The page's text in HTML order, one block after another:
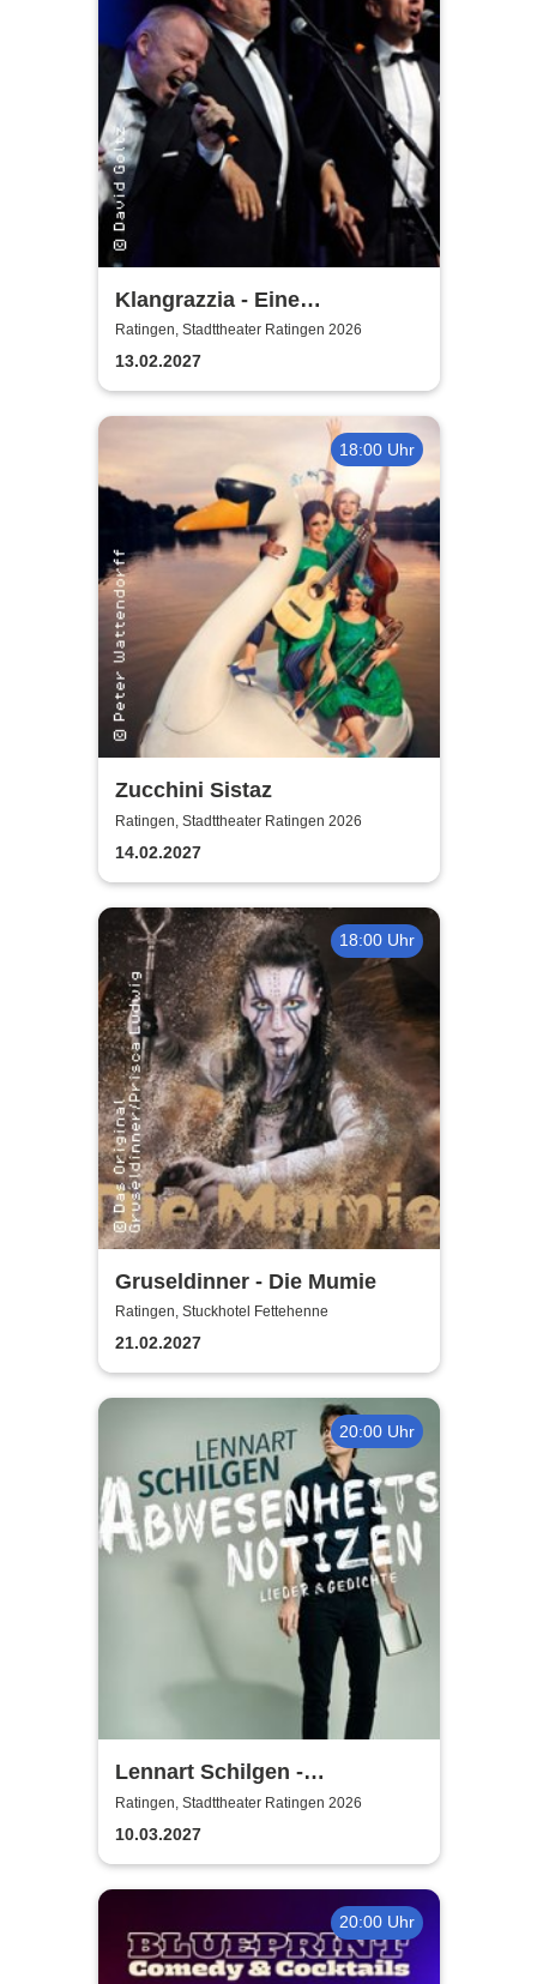
Klangrazzia - Eine
musikalische Kriminal-
Komödie
Ratingen, Stadttheater Ratingen 2026
13.02.2027
18:00 Uhr
Zucchini Sistaz
Ratingen, Stadttheater Ratingen 2026
14.02.2027
18:00 Uhr
Gruseldinner - Die Mumie
Ratingen, Stuckhotel Fettehenne
21.02.2027
20:00 Uhr
Lennart Schilgen -
Abwesenheitsnotizen
Ratingen, Stadttheater Ratingen 2026
10.03.2027
20:00 Uhr